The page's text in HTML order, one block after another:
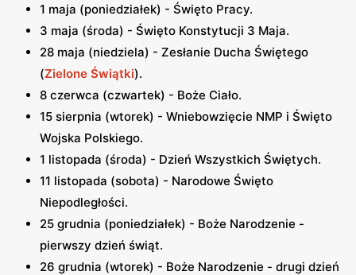
1 maja (poniedziałek) - Święto Pracy.
3 maja (środa) - Święto Konstytucji 3 Maja.
28 maja (niedziela) - Zesłanie Ducha Świętego
(Zielone Świątki).
8 czerwca (czwartek) - Boże Ciało.
15 sierpnia (wtorek) - Wniebowzięcie NMP i Święto
Wojska Polskiego.
1 listopada (środa) - Dzień Wszystkich Świętych.
11 listopada (sobota) - Narodowe Święto
Niepodległości.
25 grudnia (poniedziałek) - Boże Narodzenie -
pierwszy dzień świąt.
26 grudnia (wtorek) - Boże Narodzenie - drugi dzień